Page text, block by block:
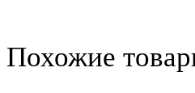
Похожие